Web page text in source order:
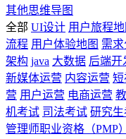
其他思维导图
全部 UI设计 用户旅程地
流程 用户体验地图 需
架构 java 大数据 后端开
新媒体运营 内容运营 短
营 用户运营 电商运营
机考试 司法考试 研究
管理师职业资格（PMP）